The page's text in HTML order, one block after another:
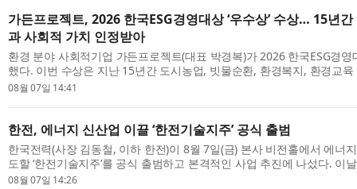
가든프로젝트, 2026 한국ESG경영대상 ‘우수상’ 수상… 15년
과 사회적 가치 인정받아
환경 분야 사회적기업 가든프로젝트(대표 박경복)가 2026 한국ESG경영
했다. 이번 수상은 지난 15년간 도시농업, 빗물순환, 환경복지, 환경교
축적해 온 사회적 가치 실천과 환경 기술이 종합적으로 평가받은 결과
08월 07일 14:41
한전, 에너지 신산업 이끌 ‘한전기술지주’ 공식 출범
한국전력(사장 김동철, 이하 한전)이 8월 7일(금) 본사 비전홀에서 에너
도할 ‘한전기술지주’를 공식 출범하고 본격적인 사업 추진에 나섰다. 이
지환경부 김성환 장관, 더불어민주당 신정훈 의원과 정진욱 의원, 전남
08월 07일 14:26